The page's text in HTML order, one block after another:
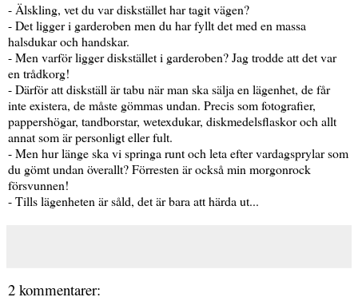
- Älskling, vet du var diskstället har tagit vägen?
- Det ligger i garderoben men du har fyllt det med en massa
halsdukar och handskar.
- Men varför ligger diskstället i garderoben? Jag trodde att det var
en trådkorg!
- Därför att diskställ är tabu när man ska sälja en lägenhet, de får
inte existera, de måste gömmas undan. Precis som fotografier,
pappershögar, tandborstar, wetexdukar, diskmedelsflaskor och allt
annat som är personligt eller fult.
- Men hur länge ska vi springa runt och leta efter vardagsprylar som
du gömt undan överallt? Förresten är också min morgonrock
försvunnen!
- Tills lägenheten är såld, det är bara att härda ut...
2 kommentarer: